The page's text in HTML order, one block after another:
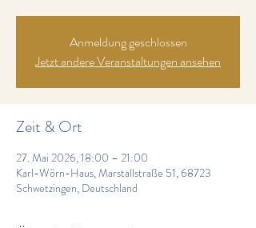
Anmeldung geschlossen
Jetzt andere Veranstaltungen ansehen
Zeit & Ort
27. Mai 2026, 18:00 – 21:00
Karl-Wörn-Haus, Marstallstraße 51, 68723
Schwetzingen, Deutschland